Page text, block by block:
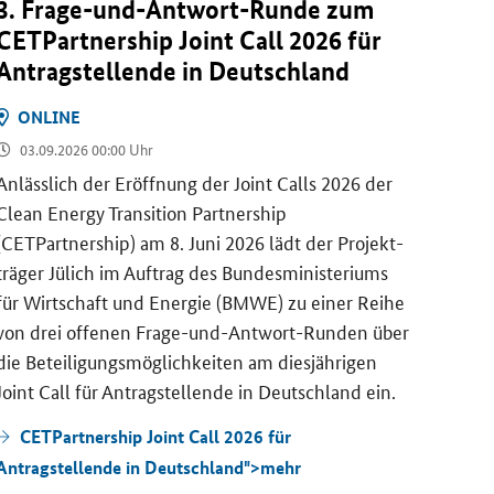
Frage-​und-Antwort-Runde zum
Joint Call 2026 für
in Deutsch­land
ON­LINE
03.09.2026 00:00 Uhr
der Er­öff­nung der Joint Calls 2026 der
Energy Transition Partnership
am 8. Juni 2026 lädt der Pro­jekt­
Jü­lich im Auf­trag des Bun­des­mi­nis­te­ri­ums
Wirt­schaft und En­er­gie (BMWE) zu einer Reihe
drei of­fe­nen Frage-​und-Antwort-Runden über
Be­tei­li­gungs­mög­lich­kei­ten am dies­jäh­ri­gen
Call für An­trag­stel­len­de in Deutsch­land ein.
CETPartnership Joint Call 2026 für
in Deutschland">mehr